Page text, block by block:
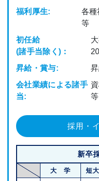
福利厚生:
各種
等
初任給
(諸手当除く)：
昇給・賞与:
会社業績による諸手
当:
等
採用・
新卒
大 学 短